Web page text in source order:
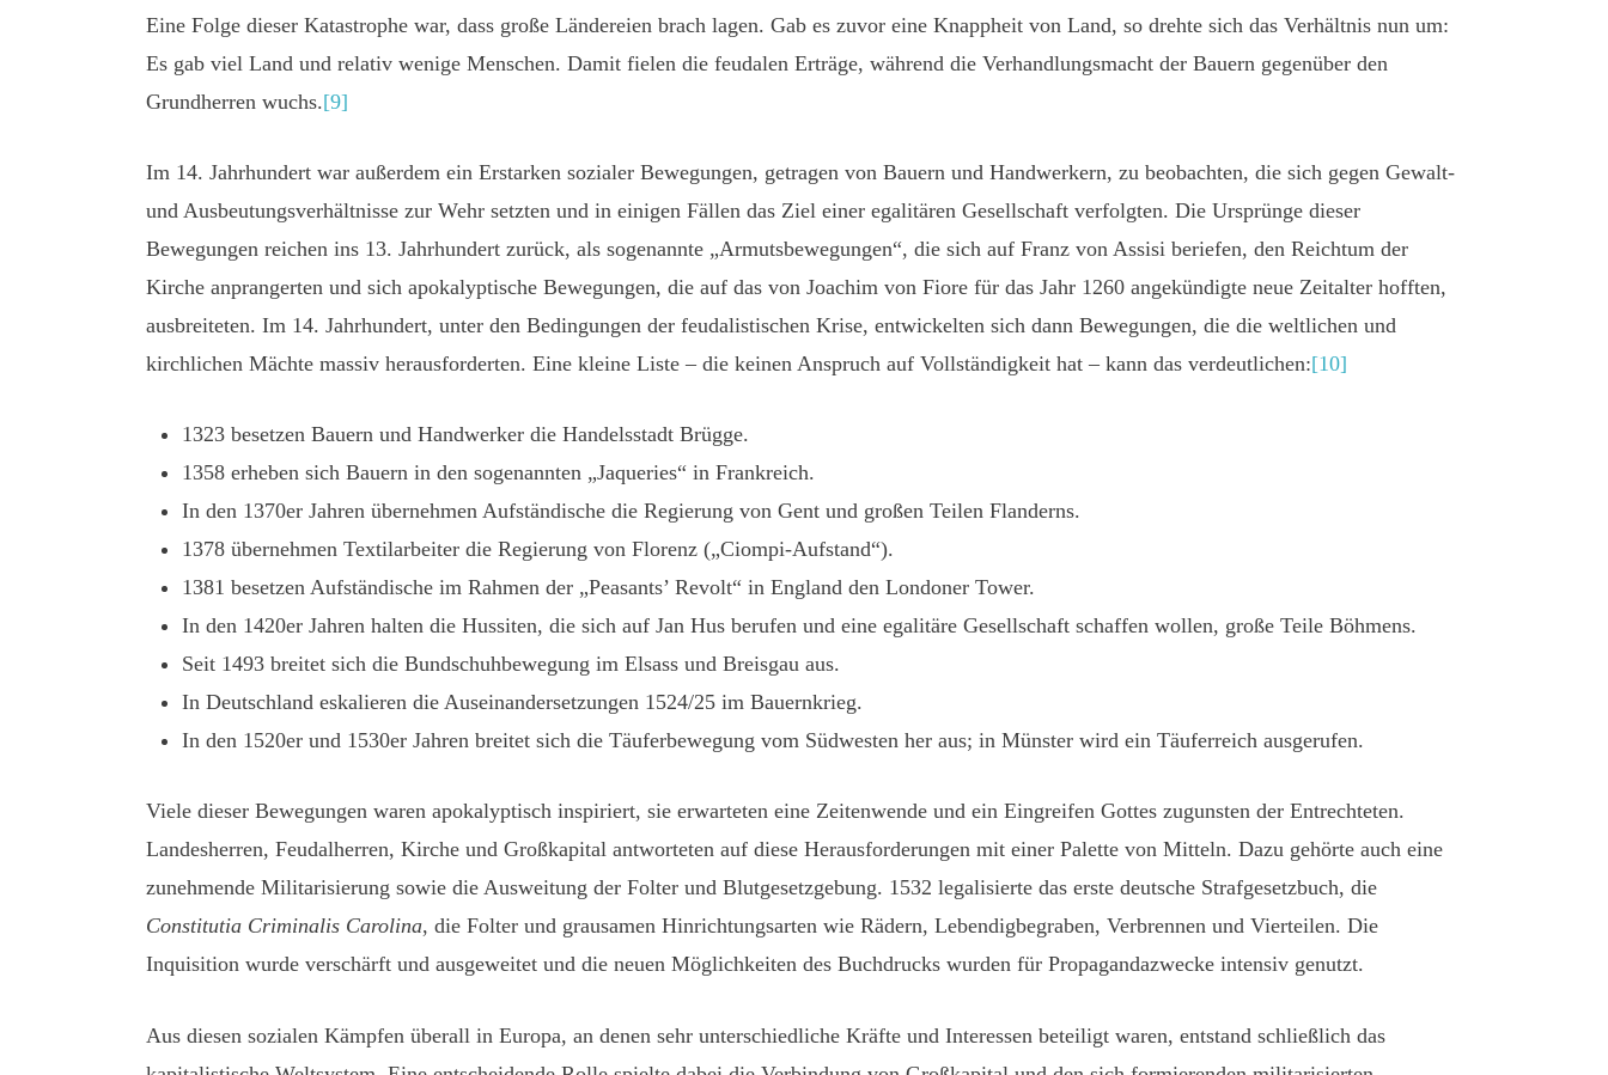
Eine Folge dieser Katastrophe war, dass große Ländereien brach lagen. Gab es zuvor eine Knappheit von Land, so drehte sich das Verhältnis nun um:
Es gab viel Land und relativ wenige Menschen. Damit fielen die feudalen Erträge, während die Verhandlungsmacht der Bauern gegenüber den
Grundherren wuchs.[9]
Im 14. Jahrhundert war außerdem ein Erstarken sozialer Bewegungen, getragen von Bauern und Handwerkern, zu beobachten, die sich gegen Gewalt-
und Ausbeutungsverhältnisse zur Wehr setzten und in einigen Fällen das Ziel einer egalitären Gesellschaft verfolgten. Die Ursprünge dieser
Bewegungen reichen ins 13. Jahrhundert zurück, als sogenannte „Armutsbewegungen“, die sich auf Franz von Assisi beriefen, den Reichtum der
Kirche anprangerten und sich apokalyptische Bewegungen, die auf das von Joachim von Fiore für das Jahr 1260 angekündigte neue Zeitalter hofften,
ausbreiteten. Im 14. Jahrhundert, unter den Bedingungen der feudalistischen Krise, entwickelten sich dann Bewegungen, die die weltlichen und
kirchlichen Mächte massiv herausforderten. Eine kleine Liste – die keinen Anspruch auf Vollständigkeit hat – kann das verdeutlichen:[10]
1323 besetzen Bauern und Handwerker die Handelsstadt Brügge.
1358 erheben sich Bauern in den sogenannten „Jaqueries“ in Frankreich.
In den 1370er Jahren übernehmen Aufständische die Regierung von Gent und großen Teilen Flanderns.
1378 übernehmen Textilarbeiter die Regierung von Florenz („Ciompi-Aufstand“).
1381 besetzen Aufständische im Rahmen der „Peasants’ Revolt“ in England den Londoner Tower.
In den 1420er Jahren halten die Hussiten, die sich auf Jan Hus berufen und eine egalitäre Gesellschaft schaffen wollen, große Teile Böhmens.
Seit 1493 breitet sich die Bundschuhbewegung im Elsass und Breisgau aus.
In Deutschland eskalieren die Auseinandersetzungen 1524/25 im Bauernkrieg.
In den 1520er und 1530er Jahren breitet sich die Täuferbewegung vom Südwesten her aus; in Münster wird ein Täuferreich ausgerufen.
Viele dieser Bewegungen waren apokalyptisch inspiriert, sie erwarteten eine Zeitenwende und ein Eingreifen Gottes zugunsten der Entrechteten.
Landesherren, Feudalherren, Kirche und Großkapital antworteten auf diese Herausforderungen mit einer Palette von Mitteln. Dazu gehörte auch eine
zunehmende Militarisierung sowie die Ausweitung der Folter und Blutgesetzgebung. 1532 legalisierte das erste deutsche Strafgesetzbuch, die
Constitutia Criminalis Carolina, die Folter und grausamen Hinrichtungsarten wie Rädern, Lebendigbegraben, Verbrennen und Vierteilen. Die
Inquisition wurde verschärft und ausgeweitet und die neuen Möglichkeiten des Buchdrucks wurden für Propagandazwecke intensiv genutzt.
Aus diesen sozialen Kämpfen überall in Europa, an denen sehr unterschiedliche Kräfte und Interessen beteiligt waren, entstand schließlich das